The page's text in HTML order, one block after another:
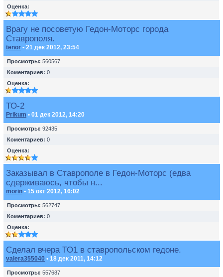
Оценка:
Врагу не посоветую Гедон-Моторс города
Ставрополя.
tenor • 21 дек 2012, 23:54
Просмотры: 560567
Коментариев: 0
Оценка:
ТО-2
Prikum • 01 дек 2012, 14:20
Просмотры: 92435
Коментариев: 0
Оценка:
Заказывал в Ставрополе в Гедон-Моторс (едва
сдерживаюсь, чтобы н...
morin • 15 окт 2012, 16:02
Просмотры: 562747
Коментариев: 0
Оценка:
Сделал вчера ТО1 в ставропольском гедоне.
valera355040 • 18 дек 2011, 14:12
Просмотры: 557687